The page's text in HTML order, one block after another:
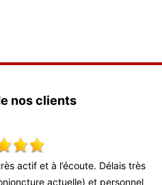
nos clients
très
Super travail ! Équipe